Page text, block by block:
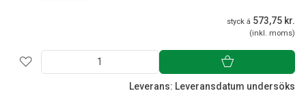
styck á 573,75 kr.
(inkl. moms)
Leverans: Leveransdatum undersöks